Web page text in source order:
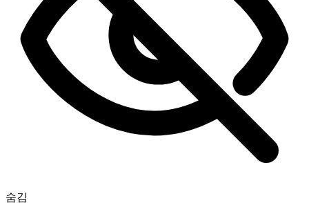
완벽해요! 진행 상황을 실시간으로 확인할 수 있나요?
정말 감사합니다, 최고예요 🧡
숨김